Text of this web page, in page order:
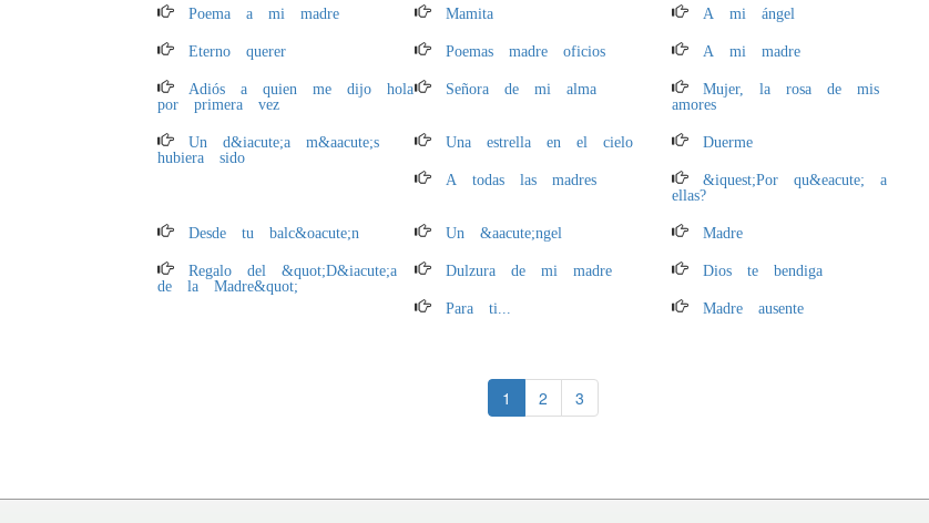
Poema a mi madre Mamita A mi ángel
Eterno querer Poemas madre oficios A mi madre
Adiós a quien me dijo hola
por primera vez
Señora de mi alma
Mujer, la rosa de mis
amores
Un d&iacute;a m&aacute;s
hubiera sido
Una estrella en el cielo Duerme
A todas las madres
&iquest;Por qu&eacute; a
ellas?
Desde tu balc&oacute;n Un &aacute;ngel Madre
Regalo del &quot;D&iacute;a
de la Madre&quot;
Dulzura de mi madre Dios te bendiga
Para ti... Madre ausente
1 2 3